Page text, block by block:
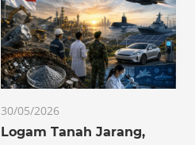
30/05/2026
Logam Tanah Jarang,